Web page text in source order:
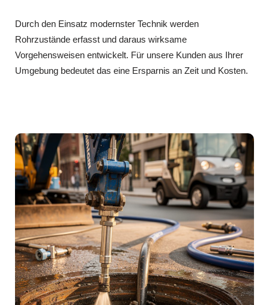
Durch den Einsatz modernster Technik werden
Rohrzustände erfasst und daraus wirksame
Vorgehensweisen entwickelt. Für unsere Kunden aus Ihrer
Umgebung bedeutet das eine Ersparnis an Zeit und Kosten.